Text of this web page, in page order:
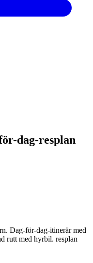
dag-resplan
Dag-för-dag-itinerär med
rutt med hyrbil. resplan